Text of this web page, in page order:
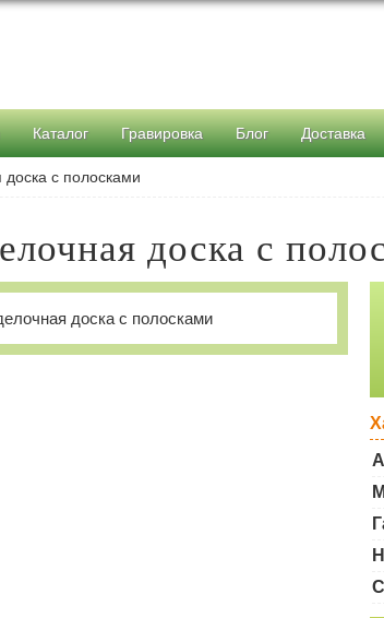
Каталог Гравировка Блог Доставка
доска с полосками
доска с